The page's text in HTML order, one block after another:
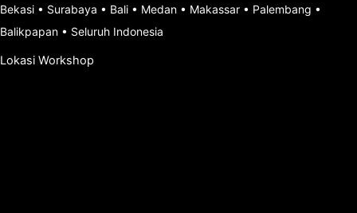
Bekasi • Surabaya • Bali • Medan • Makassar • Palembang •
Balikpapan • Seluruh Indonesia
Lokasi Workshop